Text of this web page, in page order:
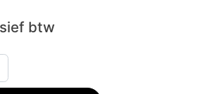
btw